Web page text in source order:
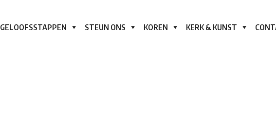
GELOOFSSTAPPEN STEUN ONS KOREN KERK & KUNST